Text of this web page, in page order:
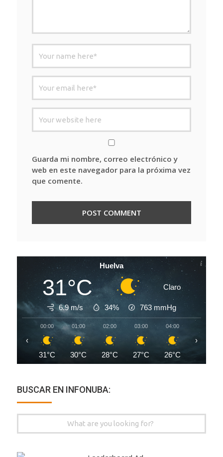
Guarda mi nombre, correo electrónico y
web en este navegador para la próxima vez
que comente.
Huelva
31°C Claro
6.9 m/s 34% 763 mmHg
00:00
31°C
01:00
30°C
02:00
28°C
03:00
27°C
04:00
26°C 25°C
‹ ›
BUSCAR EN INFONUBA:
Search